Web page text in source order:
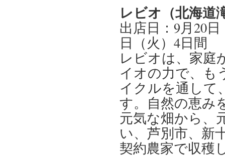
レビオ（北海道
出店日：9月20
日（火）4日間
レビオは、家庭
イオの力で、も
イクルを通して
す。自然の恵み
元気な畑から、
い、芦別市、新
契約農家で収穫